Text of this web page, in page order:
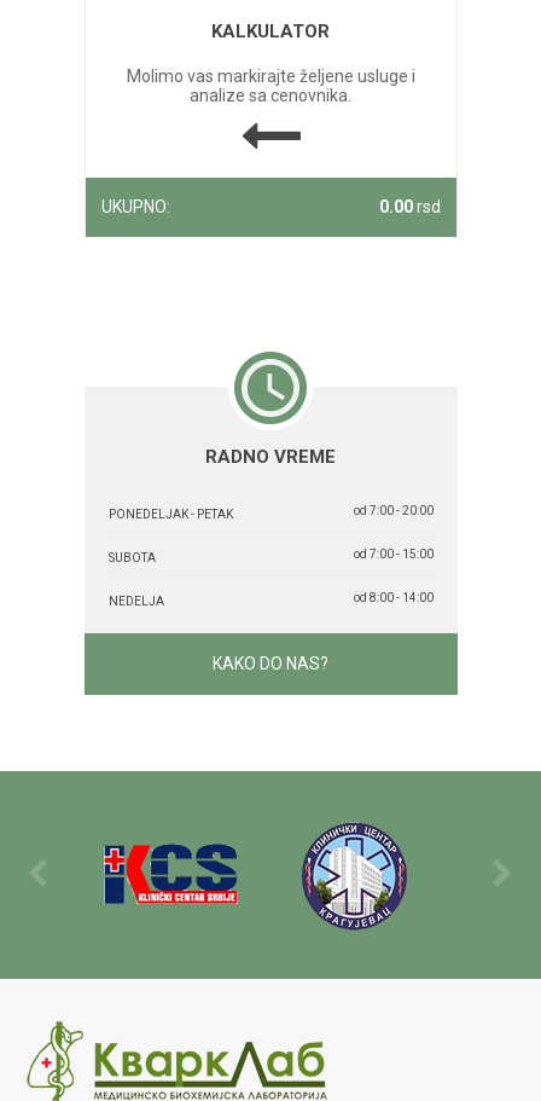
KALKULATOR
Molimo vas markirajte željene usluge i
analize sa cenovnika.
UKUPNO: 0.00rsd
RADNO VREME
PONEDELJAK - PETAK od 7:00 - 20:00
SUBOTA od 7:00 - 15:00
NEDELJA od 8:00 - 14:00
KAKO DO NAS?